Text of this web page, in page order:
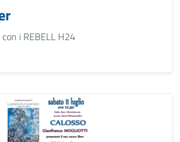
i REBELL H24